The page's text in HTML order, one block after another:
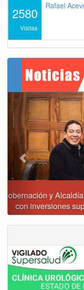
2580
Visitas
Rafael
Asumió funciones
Previous